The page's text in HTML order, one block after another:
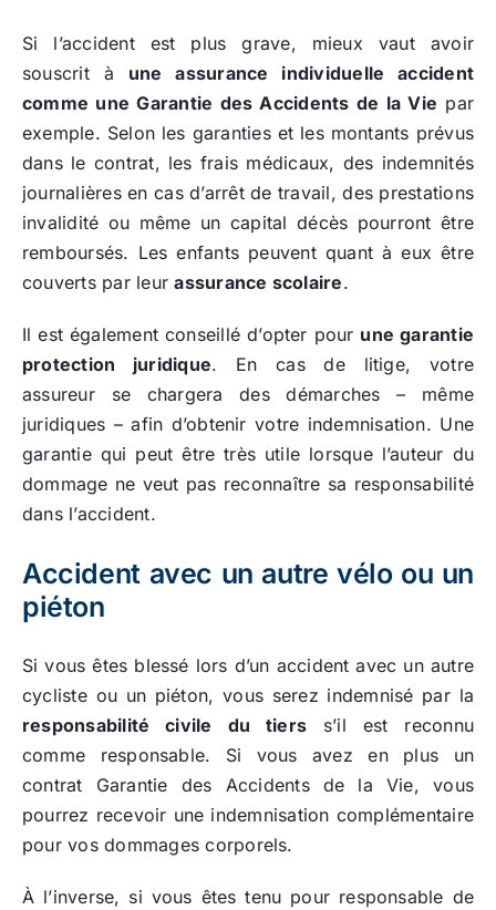
Si l’accident est plus grave, mieux vaut avoir
souscrit à une assurance individuelle accident
comme une Garantie des Accidents de la Vie par
exemple. Selon les garanties et les montants prévus
dans le contrat, les frais médicaux, des indemnités
journalières en cas d’arrêt de travail, des prestations
invalidité ou même un capital décès pourront être
remboursés. Les enfants peuvent quant à eux être
couverts par leurassurance scolaire.
Il est également conseillé d’opter pour une garantie
protection juridique. En cas de litige, votre
assureur se chargera des démarches – même
juridiques – afin d’obtenir votre indemnisation. Une
garantie qui peut être très utile lorsque l’auteur du
dommage ne veut pas reconnaître sa responsabilité
dans l’accident.
Accident avec un autre vélo ou un
piéton
Si vous êtes blessé lors d’un accident avec un autre
cycliste ou un piéton, vous serez indemnisé par la
responsabilité civile du tiers s’il est reconnu
comme responsable. Si vous avez en plus un
contrat Garantie des Accidents de la Vie, vous
pourrez recevoir une indemnisation complémentaire
pour vos dommages corporels.
À l’inverse, si vous êtes tenu pour responsable de